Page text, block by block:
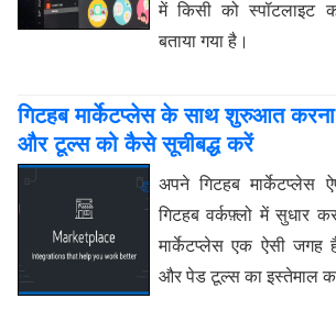
में किसी को स्पॉटलाइट
बताया गया है।
गिटहब मार्केटप्लेस के साथ शुरुआत
और टूल्स को कैसे सूचीबद्ध करें
अपने गिटहब मार्केटप्लेस
गिटहब वर्कफ़्लो में सुधार
मार्केटप्लेस एक ऐसी जगह
और पेड टूल्स का इस्तेमाल